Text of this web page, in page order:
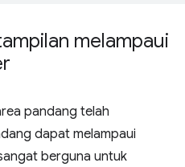
melampaui
pandang telah
dapat melampaui
berguna untuk